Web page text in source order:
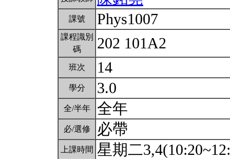
課號 Phys1007
課程識別
碼
202 101A2
班次 14
學分 3.0
全/半年 全年
必/選修 必帶
上課時間 星期二